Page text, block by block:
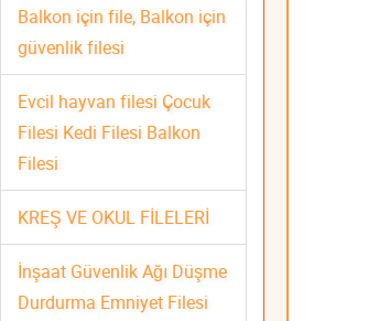
Balkon için file, Balkon için
güvenlik filesi
Evcil hayvan filesi Çocuk
Filesi Kedi Filesi Balkon
Filesi
KREŞ VE OKUL FİLELERİ
İnşaat Güvenlik Ağı Düşme
Durdurma Emniyet Filesi